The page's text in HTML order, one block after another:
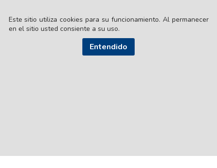
Este sitio utiliza cookies para su funcionamiento. Al permanecer
en el sitio usted consiente a su uso.
Entendido